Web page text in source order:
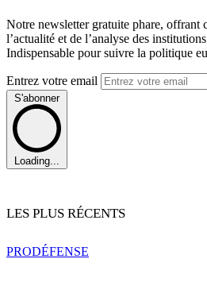
Notre newsletter gratuite phare, offrant
l’actualité et de l’analyse des
Indispensable pour suivre la politique
Entrez votre email
S'abonner
Loading...
LES PLUS RÉCENTS
PRODÉFENSE